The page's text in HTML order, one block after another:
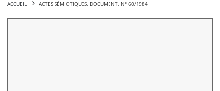
ACCUEIL ACTES SÉMIOTIQUES, DOCUMENT, N° 60/1984